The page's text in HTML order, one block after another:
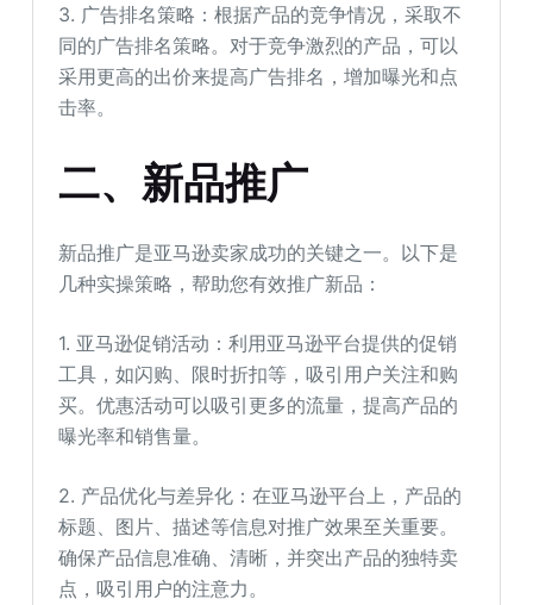
3. 广告排名策略：根据产品的竞争情况，采取不
同的广告排名策略。对于竞争激烈的产品，可以
采用更高的出价来提高广告排名，增加曝光和点
击率。
二、新品推广
新品推广是亚马逊卖家成功的关键之一。以下是
几种实操策略，帮助您有效推广新品：
1. 亚马逊促销活动：利用亚马逊平台提供的促销
工具，如闪购、限时折扣等，吸引用户关注和购
买。优惠活动可以吸引更多的流量，提高产品的
曝光率和销售量。
2. 产品优化与差异化：在亚马逊平台上，产品的
标题、图片、描述等信息对推广效果至关重要。
确保产品信息准确、清晰，并突出产品的独特卖
点，吸引用户的注意力。